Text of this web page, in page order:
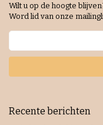
Wilt u op de hoogte
Word lid van onze
Recente berichten